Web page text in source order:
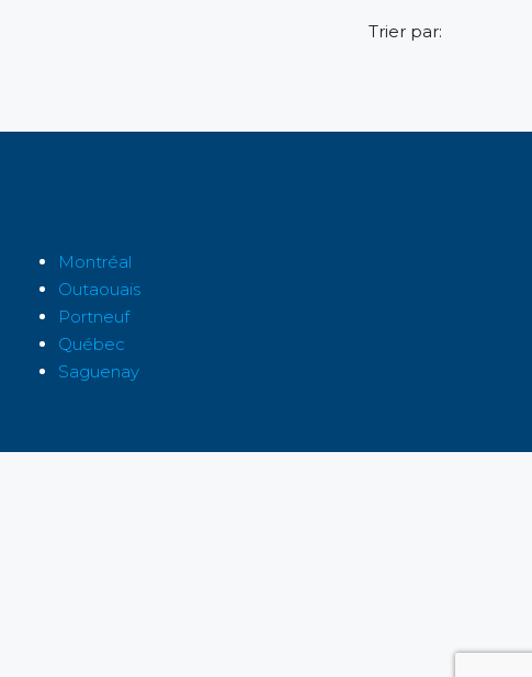
Trier par:
Montréal
Outaouais
Portneuf
Québec
Saguenay